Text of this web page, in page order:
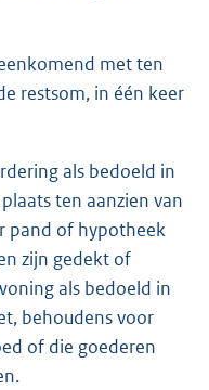
met ten
restsom, in één keer
als bedoeld in
ten aanzien van
pand of hypotheek
zijn gedekt of
als bedoeld in
behoudens voor
of die goederen